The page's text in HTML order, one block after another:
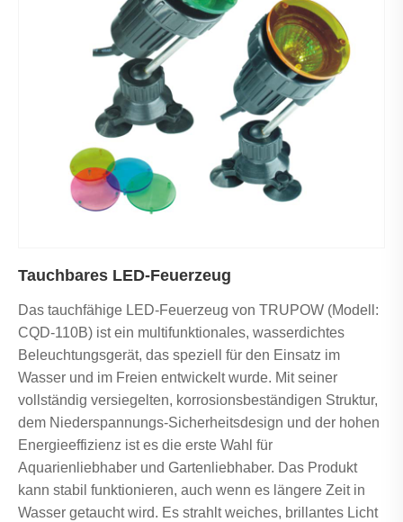
Tauchbares LED-Feuerzeug
Das tauchfähige LED-Feuerzeug von TRUPOW (Modell:
CQD-110B) ist ein multifunktionales, wasserdichtes
Beleuchtungsgerät, das speziell für den Einsatz im
Wasser und im Freien entwickelt wurde. Mit seiner
vollständig versiegelten, korrosionsbeständigen Struktur,
dem Niederspannungs-Sicherheitsdesign und der hohen
Energieeffizienz ist es die erste Wahl für
Aquarienliebhaber und Gartenliebhaber. Das Produkt
kann stabil funktionieren, auch wenn es längere Zeit in
Wasser getaucht wird. Es strahlt weiches, brillantes Licht